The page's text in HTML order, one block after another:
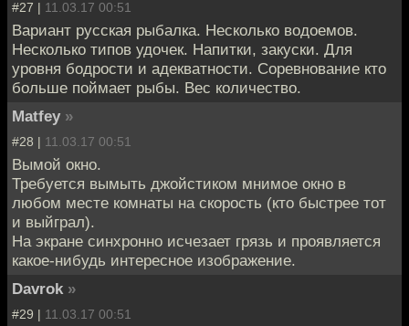
#27 | 11.03.17 00:51
Вариант русская рыбалка. Несколько водоемов.
Несколько типов удочек. Напитки, закуски. Для
уровня бодрости и адекватности. Соревнование кто
больше поймает рыбы. Вес количество.
Matfey »
#28 | 11.03.17 00:51
Вымой окно.
Требуется вымыть джойстиком мнимое окно в
любом месте комнаты на скорость (кто быстрее тот
и выйграл).
На экране синхронно исчезает грязь и проявляется
какое-нибудь интересное изображение.
Davrok »
#29 | 11.03.17 00:51